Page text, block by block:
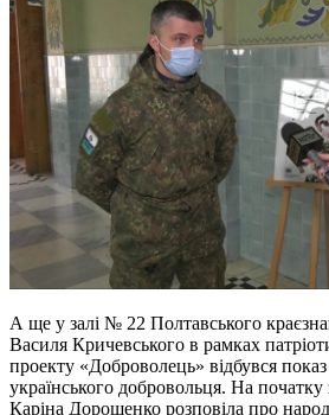
А ще у залі № 22 Полтавського
Василя Кричевського в рамках
проекту «Доброволець» відбувся
українського добровольця. На початку
Каріна Дорошенко розповіла про